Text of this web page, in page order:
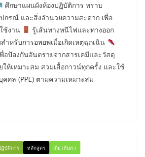
ศึกษาแผนผังห้องปฏิบัติการ ทราบ
กรณ์ และสิ่งอำนวยความสะดวก เพื่อ
ช้งาน
รู้เส้นทางหนีไฟและทางออก
ำหรับการอพยพเมื่อเกิดเหตุฉุกเฉิน
อป้องกันอันตรายจากสารเคมีและวัสดุ
ให้เหมาะสม สวมเสื้อกาวน์ทุกครั้ง และใช้
คล (PPE) ตามความเหมาะสม
ฏิบัติการ หลักสูตร เกี่ยวกับเรา